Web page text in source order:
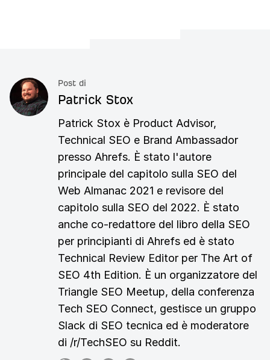
Post di
Patrick Stox
Patrick Stox è Product Advisor,
Technical SEO e Brand Ambassador
presso Ahrefs. È stato l'autore
principale del capitolo sulla SEO del
Web Almanac 2021 e revisore del
capitolo sulla SEO del 2022. È stato
anche co-redattore del libro della SEO
per principianti di Ahrefs ed è stato
Technical Review Editor per The Art of
SEO 4th Edition. È un organizzatore del
Triangle SEO Meetup, della conferenza
Tech SEO Connect, gestisce un gruppo
Slack di SEO tecnica ed è moderatore
di /r/TechSEO su Reddit.